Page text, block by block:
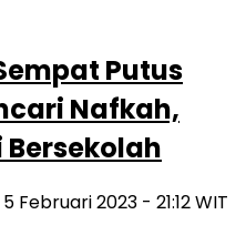
Putus
Nafkah,
Februari 2023 - 21:12 WIT